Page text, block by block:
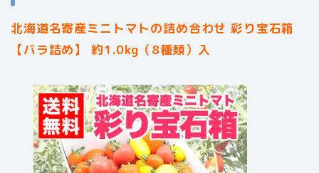
北海道名寄産ミニトマトの詰め合わせ 彩り宝石箱
【バラ詰め】 約1.0kg（8種類）入